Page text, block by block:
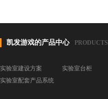
凯发游戏的产品中心 PRODUCTS
实验室建设方案 实验室台柜
实验室配套产品系统